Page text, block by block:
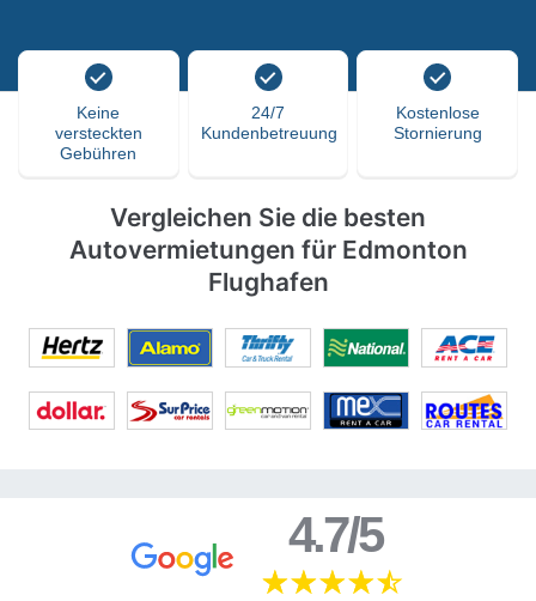
Keine
versteckten
Gebühren
24/7
Kundenbetreuung
Kostenlose
Stornierung
Vergleichen Sie die besten
Autovermietungen für Edmonton
Flughafen
4.7/5